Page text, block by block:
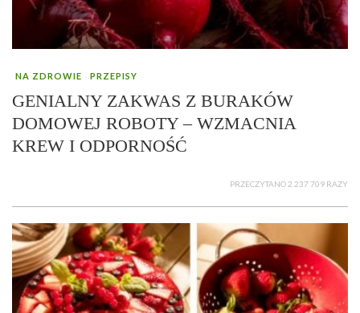
NA ZDROWIE PRZEPISY
GENIALNY ZAKWAS Z BURAKÓW
DOMOWEJ ROBOTY – WZMACNIA
KREW I ODPORNOŚĆ
PRZECZYTANO 2 237 709 RAZY